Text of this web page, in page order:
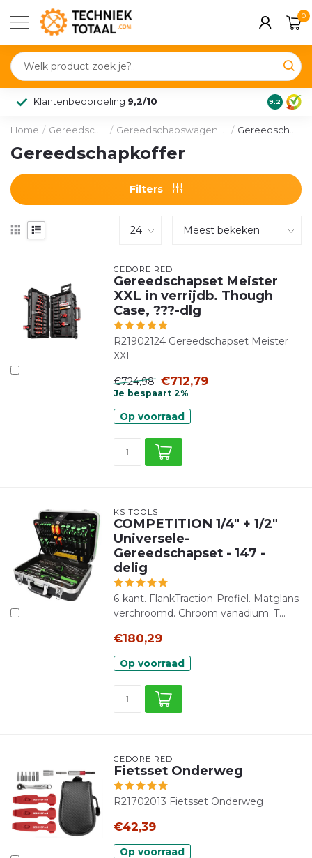
0
Klantenbeoordeling 9,2/10 9.2
Home / / /
Gereedschapkoffer
Filters
GEDORE RED
Gereedschapset Meister
XXL in verrijdb. Though
Case, ???-dlg
R21902124 Gereedschapset Meister
XXL
€724,98 €712,79
Je bespaart 2%
Op voorraad
KS TOOLS
COMPETITION 1/4" + 1/2"
Universele-
Gereedschapset - 147 -
delig
6-kant. FlankTraction-Profiel. Matglans
verchroomd. Chroom vanadium. T...
€180,29
Op voorraad
GEDORE RED
Fietsset Onderweg
R21702013 Fietsset Onderweg
€42,39
Op voorraad